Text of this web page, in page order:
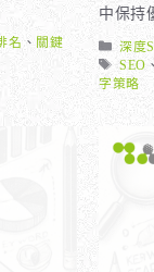
名 、 關鍵
中保持
分
類
深度
標
籤
SEO 、
字策略